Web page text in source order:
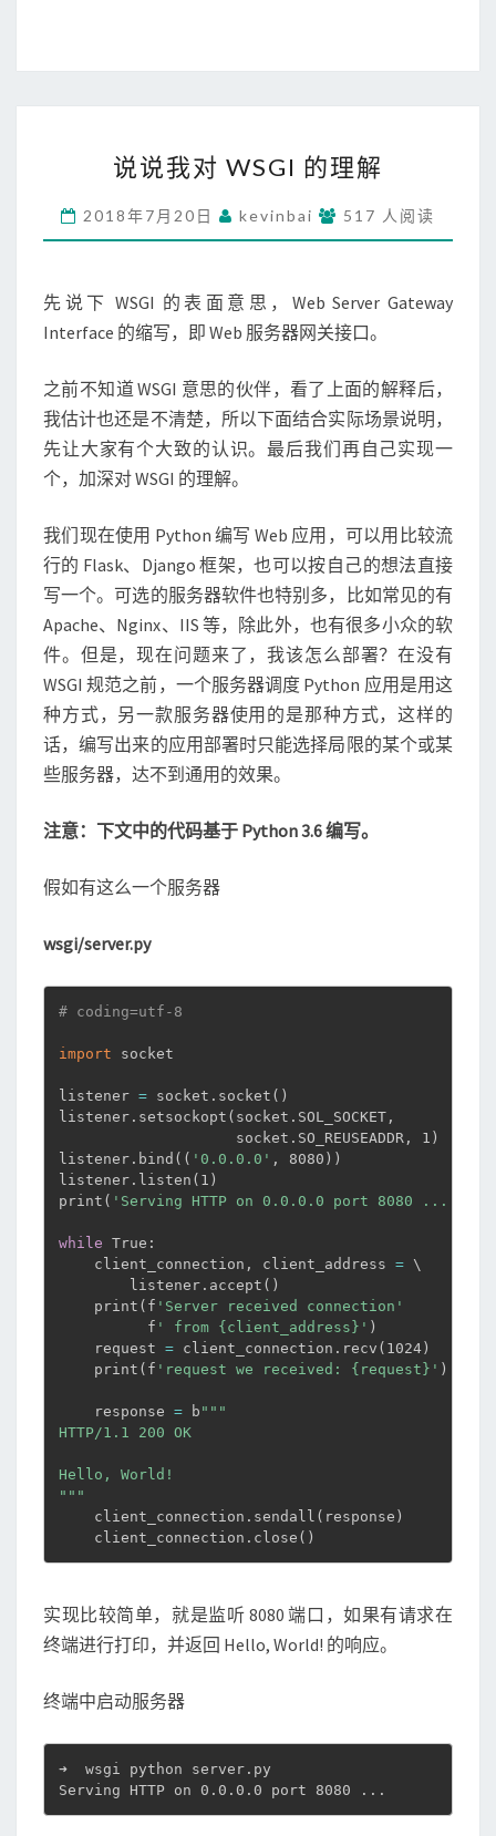
说
对
W
I
的
解
说说我对 WSGI 的理解
2018年7月20日 kevinbai 517 人阅读
先说下 WSGI 的表面意思，Web Server Gateway
Interface 的缩写，即 Web 服务器网关接口。
之前不知道 WSGI 意思的伙伴，看了上面的解释后，
我估计也还是不清楚，所以下面结合实际场景说明，
先让大家有个大致的认识。最后我们再自己实现一
个，加深对 WSGI 的理解。
我们现在使用 Python 编写 Web 应用，可以用比较流
行的 Flask、Django 框架，也可以按自己的想法直接
写一个。可选的服务器软件也特别多，比如常见的有
Apache、Nginx、IIS 等，除此外，也有很多小众的软
件。但是，现在问题来了，我该怎么部署？在没有
WSGI 规范之前，一个服务器调度 Python 应用是用这
种方式，另一款服务器使用的是那种方式，这样的
话，编写出来的应用部署时只能选择局限的某个或某
些服务器，达不到通用的效果。
注意：下文中的代码基于 Python 3.6 编写。
假如有这么一个服务器
wsgi/server.py
# coding=utf-8
import socket
listener = socket.socket ( )
listener.setsockopt ( socket.SOL_SOCKET,
                    socket.SO_REUSEADDR, 1
)
listener.bind (( '0.0.0.0' , 8080 ))
listener.listen ( 1 )
print ( 'Serving HTTP on 0.0.0.0 port 8080 ...'
while True:
    client_connection, client_address
= \
        listener.accept
( )
    print
( f 'Server received connection'
          f
' from {client_address}' )
    request
= client_connection.recv ( 1024 )
    print
( f 'request we received: {request}' )
    response
= b "" "
HTTP/1.1 200 OK
Hello, World!
" ""
    client_connection.sendall
( response )
    client_connection.close
( )
实现比较简单，就是监听 8080 端口，如果有请求在
终端进行打印，并返回 Hello, World! 的响应。
终端中启动服务器
➜  wsgi python server.py
Serving HTTP on 0.0.0.0 port 8080
.. .